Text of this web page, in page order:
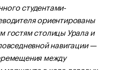
студентами-
ориентированы
гостям столицы Урала и
навигации —
между